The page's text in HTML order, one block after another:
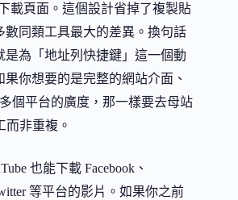
載頁面。這個設計省掉了複製貼
數同類工具最大的差異。換句話
是為「地址列快捷鍵」這一個動
你想要的是完整的網站介面、
個平台的廣度，那一樣要去母站
而非重複。
也能下載 Facebook、
等平台的影片。如果你之前